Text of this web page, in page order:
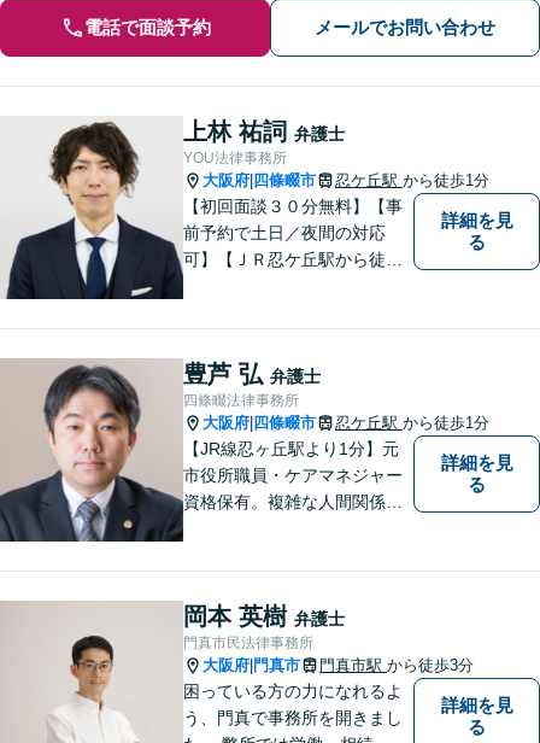
電話で面談予約 メールでお問い合わせ
上林 祐詞 弁護士
YOU法律事務所
大阪府 四條畷市 忍ケ丘駅 から徒歩1分
【初回面談３０分無料】【事
前予約で土日／夜間の対応
可】【ＪＲ忍ケ丘駅から徒歩
の状況に合わせて最適な解決
策をご提案し、不安やお悩み
を少しでも軽減できるよう尽
力いたします。
詳細を見
る
豊芦 弘 弁護士
四條畷法律事務所
大阪府 四條畷市 忍ケ丘駅 から徒歩1分
【JR線忍ヶ丘駅より1分】元
市役所職員・ケアマネジャー
資格保有。複雑な人間関係が
詳細を見
る
岡本 英樹 弁護士
門真市民法律事務所
大阪府 門真市 門真市駅 から徒歩3分
困っている方の力になれるよ
う、門真で事務所を開きまし
詳細を見
る